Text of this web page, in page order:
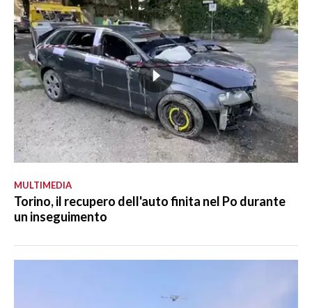
MULTIMEDIA
Torino, il recupero dell'auto finita nel Po durante
un inseguimento